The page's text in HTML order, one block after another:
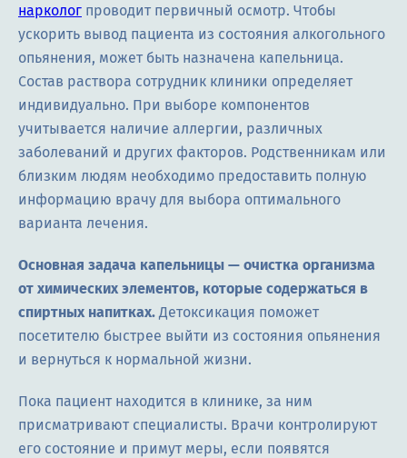
нарколог проводит первичный осмотр. Чтобы
ускорить вывод пациента из состояния алкогольного
опьянения, может быть назначена капельница.
Состав раствора сотрудник клиники определяет
индивидуально. При выборе компонентов
учитывается наличие аллергии, различных
заболеваний и других факторов. Родственникам или
близким людям необходимо предоставить полную
информацию врачу для выбора оптимального
варианта лечения.
Основная задача капельницы — очистка организма
от химических элементов, которые содержаться в
спиртных напитках. Детоксикация поможет
посетителю быстрее выйти из состояния опьянения
и вернуться к нормальной жизни.
Пока пациент находится в клинике, за ним
присматривают специалисты. Врачи контролируют
его состояние и примут меры, если появятся